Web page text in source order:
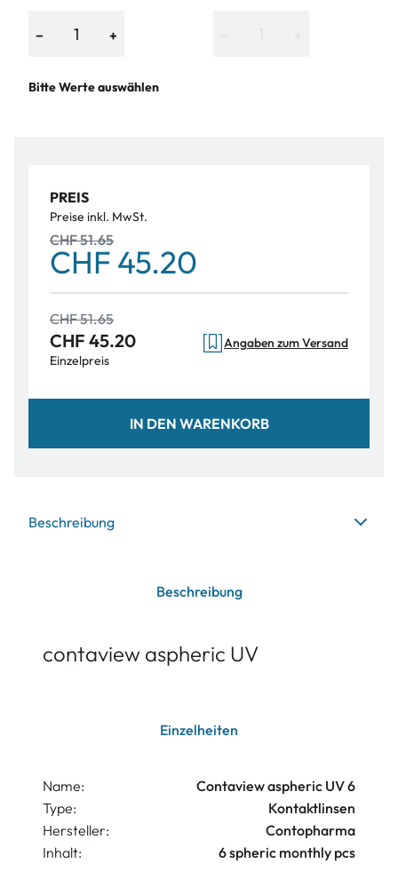
− +
Bitte Werte auswählen
PREIS
Preise inkl. MwSt.
CHF 51.65
CHF 45.20
CHF 51.65
CHF 45.20
Einzelpreis
Angaben zum Versand
IN DEN WARENKORB
Beschreibung
Beschreibung
contaview aspheric UV
Einzelheiten
Name:
Contaview aspheric UV 6
Type:
Kontaktlinsen
Hersteller:
Contopharma
Inhalt:
6 spheric monthly pcs